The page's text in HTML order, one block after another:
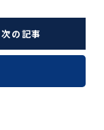
次の記事